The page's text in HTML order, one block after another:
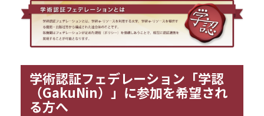
学術認証フェデレーション「学認
（GakuNin）」に参加を希望され
る方へ